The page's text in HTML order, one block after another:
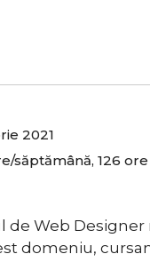
2021
săptămână, 126 ore
de Web Designer
domeniu,